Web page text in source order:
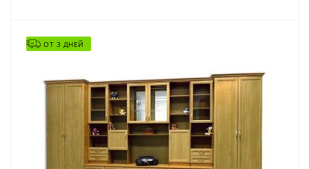
ОТ 3 ДНЕЙ